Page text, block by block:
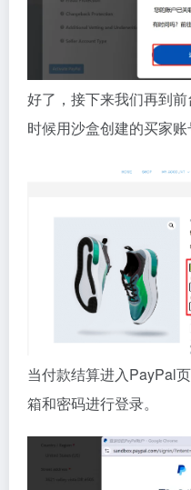
好了，接下来我们再到
时候用沙盒创建的买家账
当付款结算进入PayPal
箱和密码进行登录。